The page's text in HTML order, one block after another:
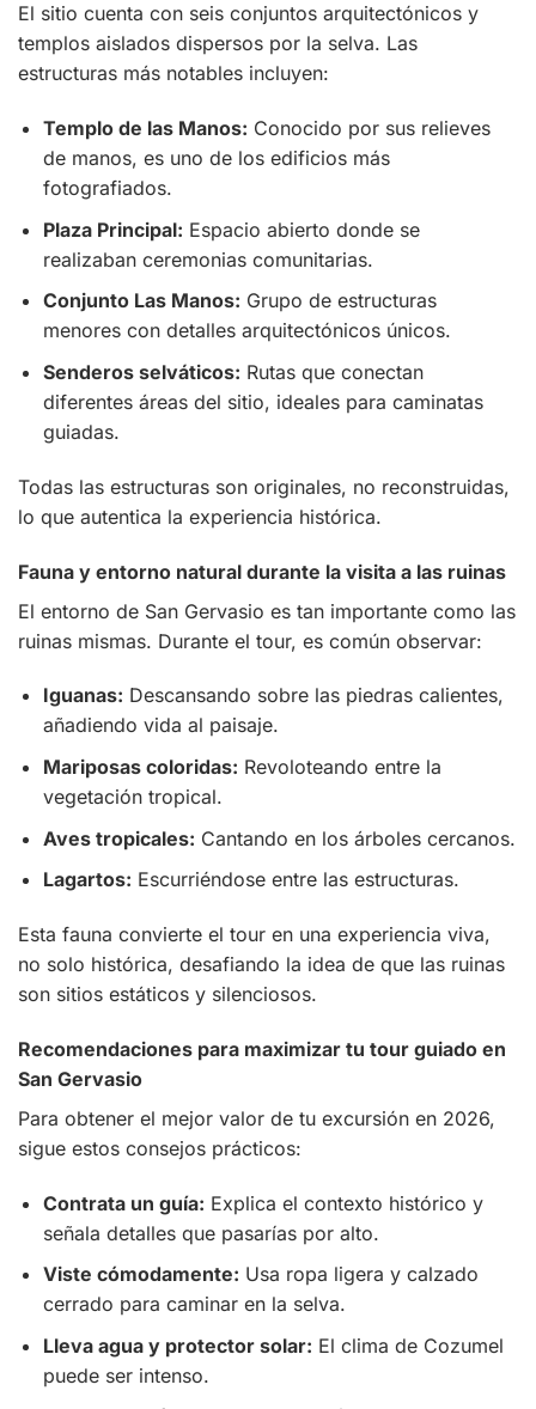
El sitio cuenta con seis conjuntos arquitectónicos y
templos aislados dispersos por la selva. Las
estructuras más notables incluyen:
Templo de las Manos: Conocido por sus relieves
de manos, es uno de los edificios más
fotografiados.
Plaza Principal: Espacio abierto donde se
realizaban ceremonias comunitarias.
Conjunto Las Manos: Grupo de estructuras
menores con detalles arquitectónicos únicos.
Senderos selváticos: Rutas que conectan
diferentes áreas del sitio, ideales para caminatas
guiadas.
Todas las estructuras son originales, no reconstruidas,
lo que autentica la experiencia histórica.
Fauna y entorno natural durante la visita a las ruinas
El entorno de San Gervasio es tan importante como las
ruinas mismas. Durante el tour, es común observar:
Iguanas: Descansando sobre las piedras calientes,
añadiendo vida al paisaje.
Mariposas coloridas: Revoloteando entre la
vegetación tropical.
Aves tropicales: Cantando en los árboles cercanos.
Lagartos: Escurriéndose entre las estructuras.
Esta fauna convierte el tour en una experiencia viva,
no solo histórica, desafiando la idea de que las ruinas
son sitios estáticos y silenciosos.
Recomendaciones para maximizar tu tour guiado en
San Gervasio
Para obtener el mejor valor de tu excursión en 2026,
sigue estos consejos prácticos:
Contrata un guía: Explica el contexto histórico y
señala detalles que pasarías por alto.
Viste cómodamente: Usa ropa ligera y calzado
cerrado para caminar en la selva.
Lleva agua y protector solar: El clima de Cozumel
puede ser intenso.